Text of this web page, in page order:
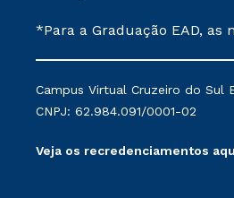
*Para a Graduação EAD,
mantidos conforme
serviços.
Campus Virtual Cruzeiro do
CNPJ: 62.984.091/0001-02
Veja os recredenciamentos